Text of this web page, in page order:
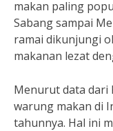
makan paling
Sabang sampai
ramai dikunjungi
makanan lezat
Menurut data dari
warung makan di
tahunnya. Hal ini